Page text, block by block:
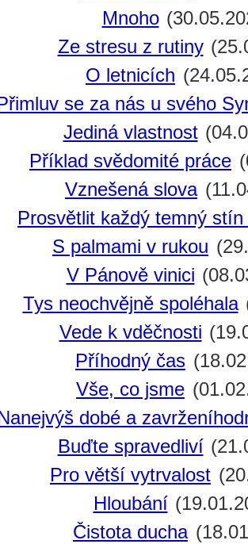
Mnoho
Ze stresu z rutiny
O letnicích
se za nás u svého
Jediná vlastnost
Příklad svědomité práce
Vznešená slova
Prosvětlit každý temný stín
S palmami v rukou
V Pánově vinici
Tys neochvějně spoléhala
Vede k vděčnosti
Příhodný čas
Vše, co jsme
dobé a
Buďte spravedliví
Pro větší vytrvalost
Hloubání
Čistota ducha